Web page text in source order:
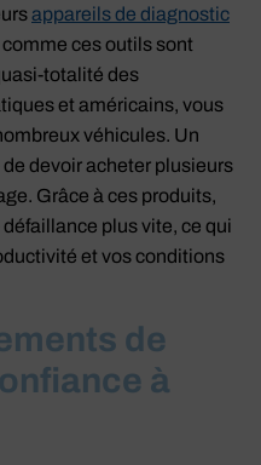
appareils de diagnostic
ces outils sont
totalité des
et américains, vous
véhicules. Un
devoir acheter plusieurs
Grâce à ces produits,
plus vite, ce qui
et vos conditions
de
à